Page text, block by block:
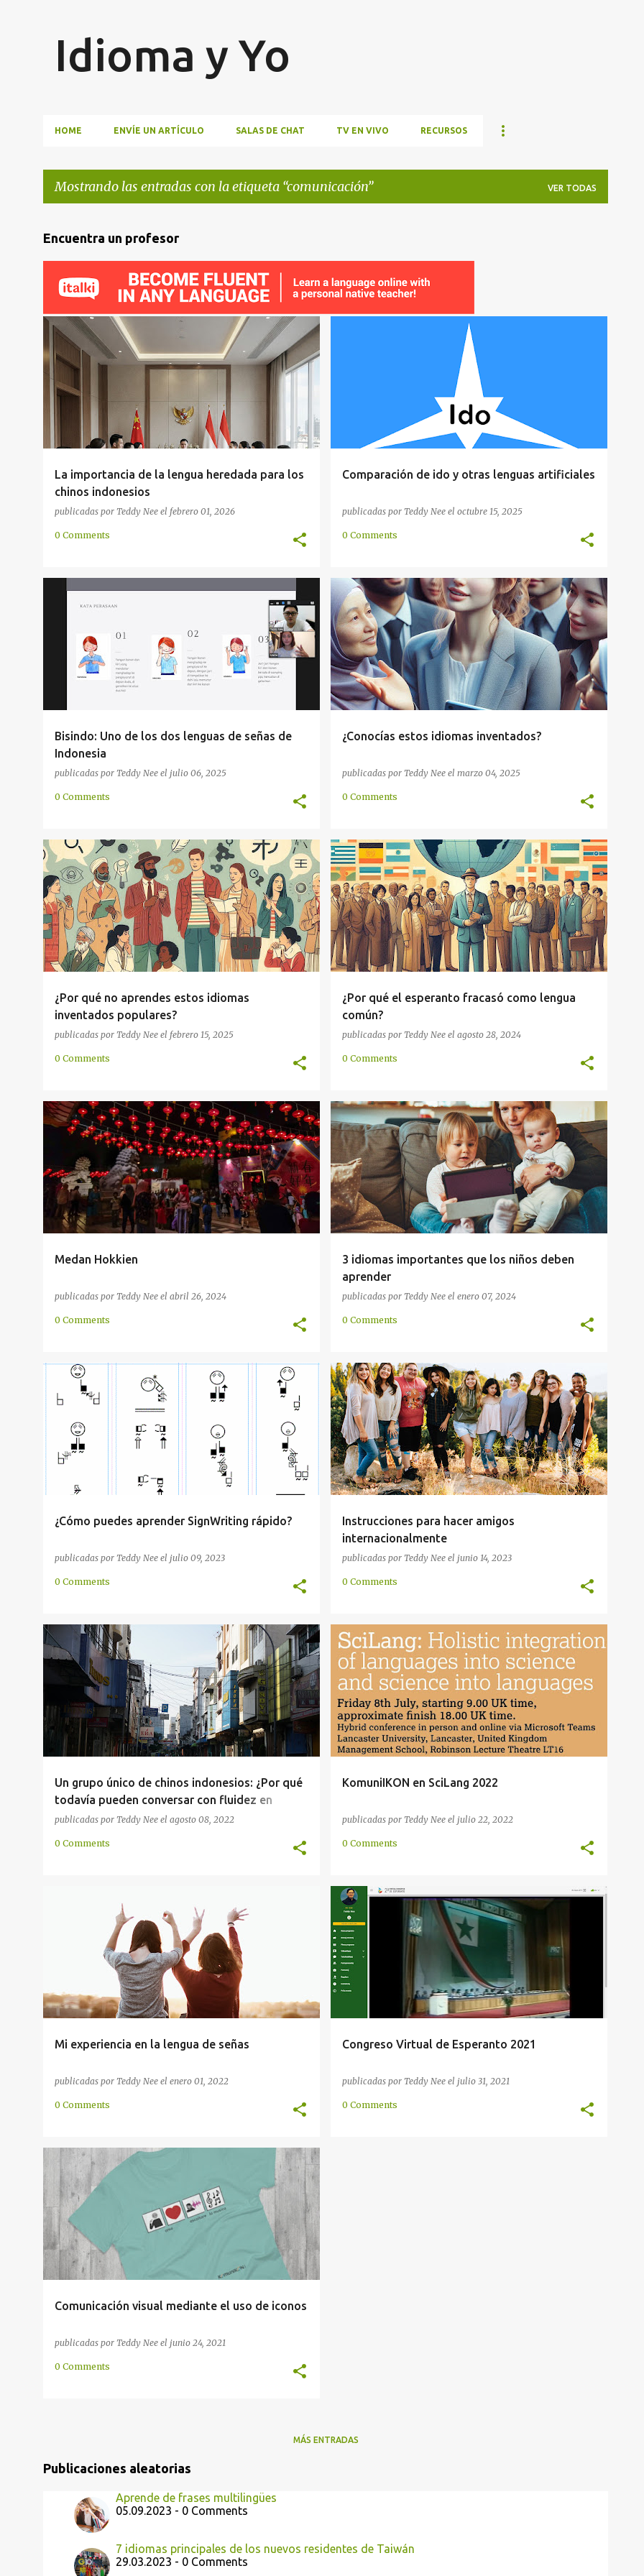
Idioma y Yo
HOME ENVÍE UN ARTÍCULO SALAS DE CHAT TV EN VIVO RECURSOS
Mostrando las entradas con la etiqueta comunicación VER TODAS
E
n
a
d
a
s
Encuentra un profesor
La importancia de la lengua heredada para los
chinos indonesios
publicadas por Teddy Nee el febrero 01, 2026
CHINA COMUNICACIÓN FAMILIA +
HERENCIA
0 Comments
Comparación de ido y otras lenguas artificiales
publicadas por Teddy Nee el octubre 15, 2025
COMUNICACIÓN
0 Comments
Bisindo: Uno de los dos lenguas de señas de
Indonesia
publicadas por Teddy Nee el julio 06, 2025
COMUNICACIÓN
+
0 Comments
¿Conocías estos idiomas inventados?
publicadas por Teddy Nee el marzo 04, 2025
ARTES ARTIFICIAL COMUNICACIÓN COMUNIDAD
INVENCIÓN LINGÜÍSTICA +
PASATIEMPO
0 Comments
¿Por qué no aprendes estos idiomas
inventados populares?
publicadas por Teddy Nee el febrero 15, 2025
ARTES ARTIFICIAL COMUNICACIÓN COMUNIDAD
INVENCIÓN LINGÜÍSTICA +
PASATIEMPO
0 Comments
¿Por qué el esperanto fracasó como lengua
común?
publicadas por Teddy Nee el agosto 28, 2024
ARTIFICIAL COMUNICACIÓN COMUNIDAD CULTURA
EUROPA GLOBAL +
INTERNACIONAL
0 Comments
Medan Hokkien
publicadas por Teddy Nee el abril 26, 2024
CHINA CHINO COMUNICACIÓN COMUNIDAD +
0 Comments
3 idiomas importantes que los niños deben
aprender
publicadas por Teddy Nee el enero 07, 2024
COMUNICACIÓN COMUNIDAD DESARROLLO ÉTNIA
IDENTIDAD INTERNACIONAL LINGÜÍSTICA
OFICIAL
0 Comments
¿Cómo puedes aprender SignWriting rápido?
publicadas por Teddy Nee el julio 09, 2023
COMUNICACIÓN COMUNIDAD EN LÍNEA
0 Comments
Instrucciones para hacer amigos
internacionalmente
publicadas por Teddy Nee el junio 14, 2023
AMISTAD COMUNICACIÓN COMUNIDAD HABLAR
INTERNACIONAL MUNDO POLÍGLOTA
0 Comments
Un grupo único de chinos indonesios: ¿Por qué
todavía pueden conversar con fluidez en
hokkien después de que la mayoría de las
publicadas por Teddy Nee el agosto 08, 2022
CHINO COMUNICACIÓN COMUNIDAD + 3
0 Comments
KomuniIKON en SciLang 2022
publicadas por Teddy Nee el julio 22, 2022
ACTIVIDAD COMUNICACIÓN COMUNIDAD EUROPA
IDIOMA INTERNACIONAL STARTUP VISUAL
0 Comments
Mi experiencia en la lengua de señas
publicadas por Teddy Nee el enero 01, 2022
COMUNICACIÓN COMUNIDAD LENGUA
PRESENTACIÓN SEÑAS
0 Comments
Congreso Virtual de Esperanto 2021
publicadas por Teddy Nee el julio 31, 2021
COMUNICACIÓN COMUNIDAD CONGRESO
ESCUCHAR ESPERANTO INTERNACIONAL
VIRTUAL
0 Comments
Comunicación visual mediante el uso de iconos
publicadas por Teddy Nee el junio 24, 2021
COMUNICACIÓN +
0 Comments
MÁS ENTRADAS
Publicaciones aleatorias
Aprende de frases multilingües
05.09.2023 - 0 Comments
7 idiomas principales de los nuevos residentes de Taiwán
29.03.2023 - 0 Comments